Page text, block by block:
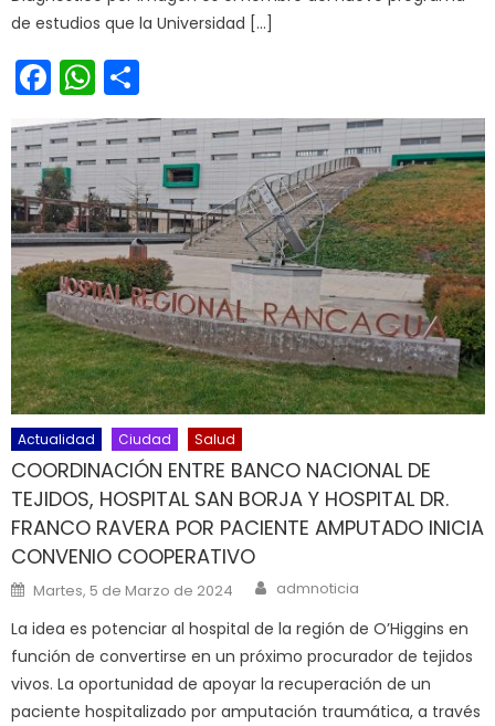
de estudios que la Universidad […]
Facebook
WhatsApp
Actualidad Ciudad Salud
COORDINACIÓN ENTRE BANCO NACIONAL DE
TEJIDOS, HOSPITAL SAN BORJA Y HOSPITAL DR.
FRANCO RAVERA POR PACIENTE AMPUTADO INICIA
CONVENIO COOPERATIVO
Posted on
Martes, 5 de Marzo de 2024 Author
admnoticia
La idea es potenciar al hospital de la región de O’Higgins en
función de convertirse en un próximo procurador de tejidos
vivos. La oportunidad de apoyar la recuperación de un
paciente hospitalizado por amputación traumática, a través